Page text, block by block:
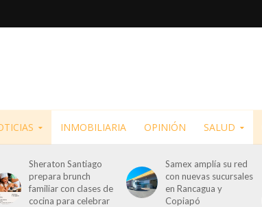
INMOBILIARIA OPINIÓN SALUD
Sheraton Santiago
prepara brunch
familiar con clases de
cocina para celebrar
Samex amplía su red
con nuevas sucursales
en Rancagua y
Copiapó